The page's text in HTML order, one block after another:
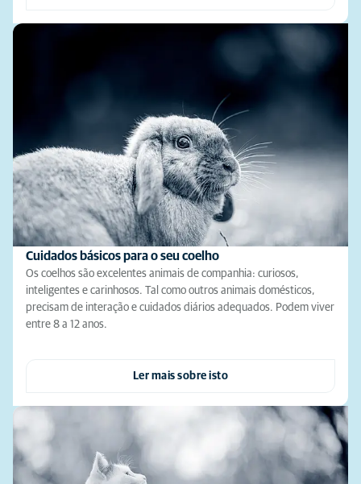
Cuidados básicos para o seu coelho
Os coelhos são excelentes animais de companhia: curiosos,
inteligentes e carinhosos. Tal como outros animais domésticos,
precisam de interação e cuidados diários adequados. Podem viver
entre 8 a 12 anos.
Ler mais sobre isto